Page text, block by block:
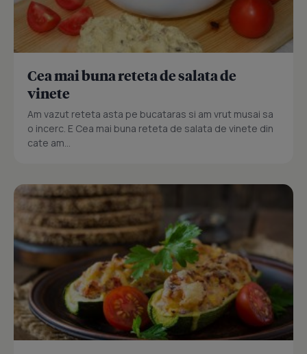
Cea mai buna reteta de salata de
vinete
Am vazut reteta asta pe bucataras si am vrut musai sa
o incerc. E Cea mai buna reteta de salata de vinete din
cate am...